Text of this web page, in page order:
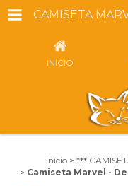
INÍCIO
Início > ***
> Camiseta Marvel -